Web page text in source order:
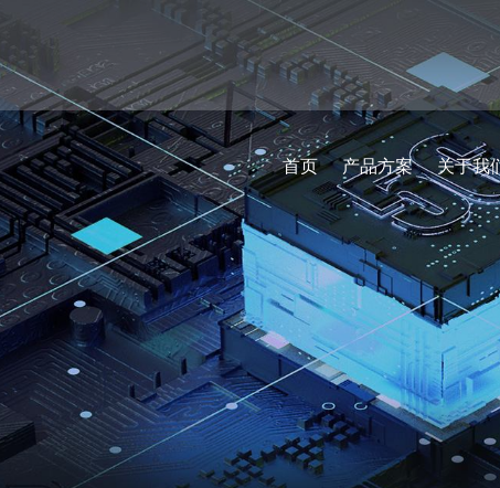
首页 产品方案 关于我